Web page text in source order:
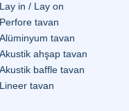
Lay in / Lay on
Perfore tavan
Alüminyum tavan
Akustik ahşap tavan
Akustik baffle tavan
Lineer tavan